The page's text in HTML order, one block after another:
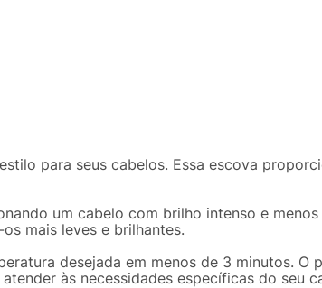
para seus cabelos. Essa escova
um cabelo com brilho intenso e menos
mais leves e brilhantes.
desejada em menos de 3 minutos. O
às necessidades específicas do seu